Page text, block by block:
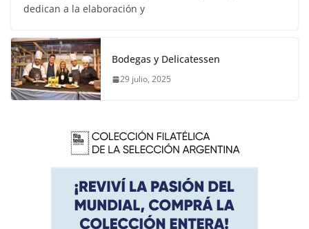
dedican a la elaboración y
Bodegas y Delicatessen
29 julio, 2025